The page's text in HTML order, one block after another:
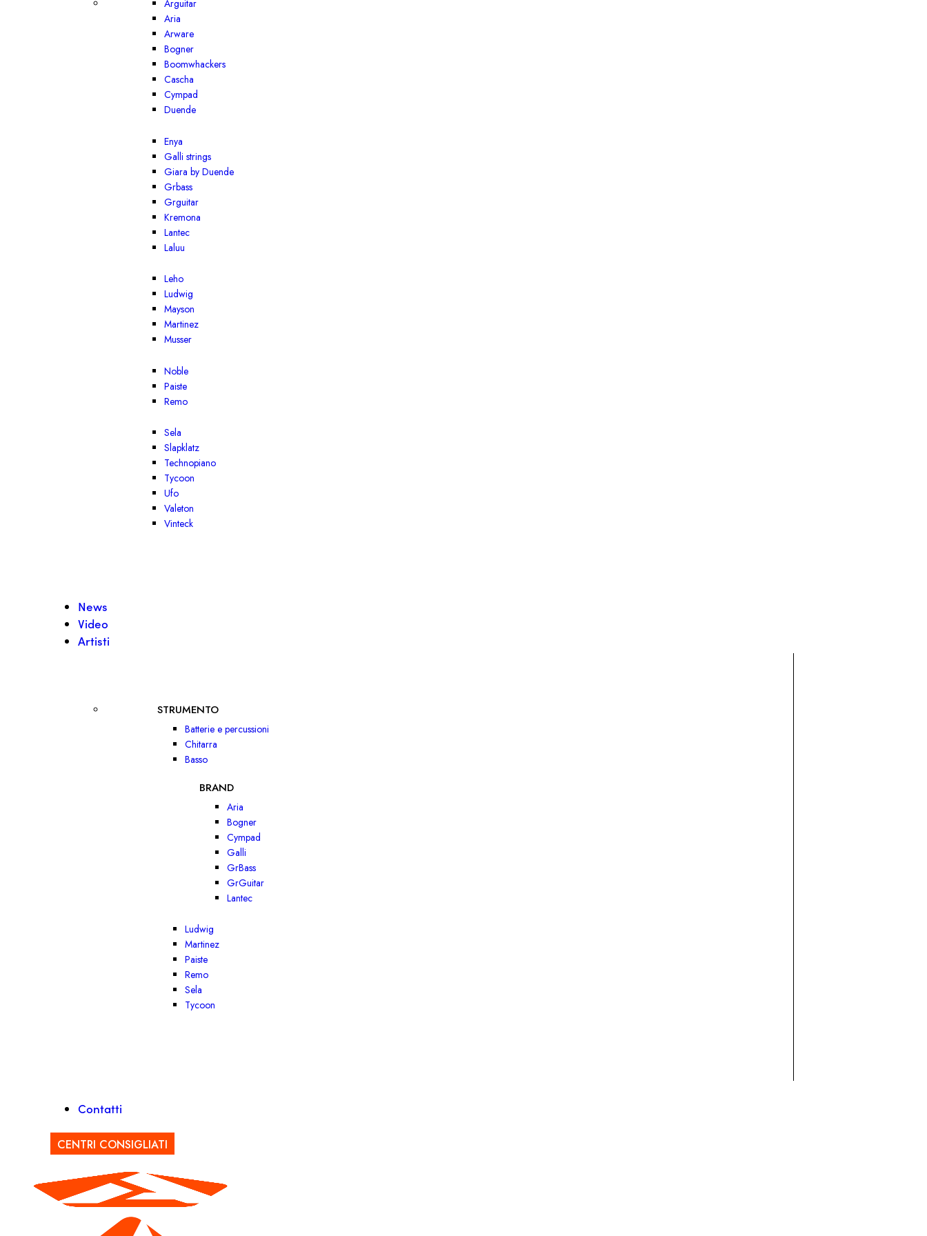
Arguitar
Aria
Arware
Bogner
Boomwhackers
Cascha
Cympad
Duende
Enya
Galli strings
Giara by Duende
Grbass
Grguitar
Kremona
Lantec
Laluu
Leho
Ludwig
Mayson
Martinez
Musser
Noble
Paiste
Remo
Sela
Slapklatz
Technopiano
Tycoon
Ufo
Valeton
Vinteck
News
Video
Artisti
STRUMENTO
Batterie e percussioni
Chitarra
Basso
BRAND
Aria
Bogner
Cympad
Galli
GrBass
GrGuitar
Lantec
Ludwig
Martinez
Paiste
Remo
Sela
Tycoon
Contatti
CENTRI CONSIGLIATI